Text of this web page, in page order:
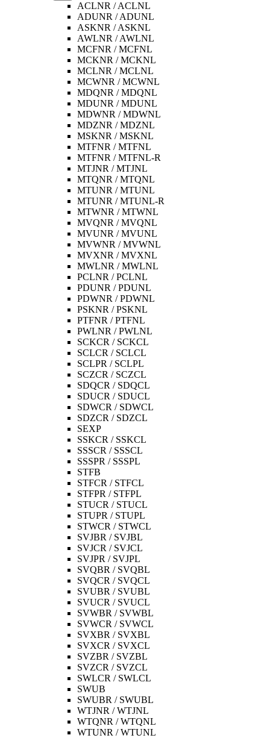
ACLNR / ACLNL
ADUNR / ADUNL
ASKNR / ASKNL
AWLNR / AWLNL
MCFNR / MCFNL
MCKNR / MCKNL
MCLNR / MCLNL
MCWNR / MCWNL
MDQNR / MDQNL
MDUNR / MDUNL
MDWNR / MDWNL
MDZNR / MDZNL
MSKNR / MSKNL
MTFNR / MTFNL
MTFNR / MTFNL-R
MTJNR / MTJNL
MTQNR / MTQNL
MTUNR / MTUNL
MTUNR / MTUNL-R
MTWNR / MTWNL
MVQNR / MVQNL
MVUNR / MVUNL
MVWNR / MVWNL
MVXNR / MVXNL
MWLNR / MWLNL
PCLNR / PCLNL
PDUNR / PDUNL
PDWNR / PDWNL
PSKNR / PSKNL
PTFNR / PTFNL
PWLNR / PWLNL
SCKCR / SCKCL
SCLCR / SCLCL
SCLPR / SCLPL
SCZCR / SCZCL
SDQCR / SDQCL
SDUCR / SDUCL
SDWCR / SDWCL
SDZCR / SDZCL
SEXP
SSKCR / SSKCL
SSSCR / SSSCL
SSSPR / SSSPL
STFB
STFCR / STFCL
STFPR / STFPL
STUCR / STUCL
STUPR / STUPL
STWCR / STWCL
SVJBR / SVJBL
SVJCR / SVJCL
SVJPR / SVJPL
SVQBR / SVQBL
SVQCR / SVQCL
SVUBR / SVUBL
SVUCR / SVUCL
SVWBR / SVWBL
SVWCR / SVWCL
SVXBR / SVXBL
SVXCR / SVXCL
SVZBR / SVZBL
SVZCR / SVZCL
SWLCR / SWLCL
SWUB
SWUBR / SWUBL
WTJNR / WTJNL
WTQNR / WTQNL
WTUNR / WTUNL